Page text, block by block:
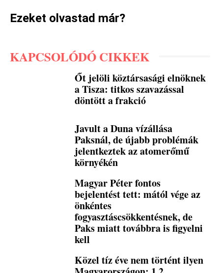
Ezeket olvastad már?
KAPCSOLÓDÓ CIKKEK
Őt jelöli köztársasági elnöknek
a Tisza: titkos szavazással
döntött a frakció
Javult a Duna vízállása
Paksnál, de újabb problémák
jelentkeztek az atomerőmű
környékén
Magyar Péter fontos
bejelentést tett: mától vége az
önkéntes
fogyasztáscsökkentésnek, de
Paks miatt továbbra is figyelni
kell
Közel tíz éve nem történt ilyen